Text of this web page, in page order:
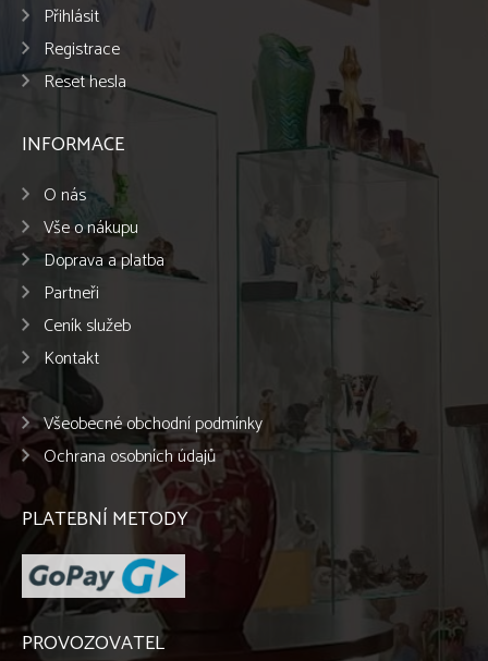
Přihlásit
Registrace
Reset hesla
INFORMACE
O nás
Vše o nákupu
Doprava a platba
Partneři
Ceník služeb
Kontakt
Všeobecné obchodní podmínky
Ochrana osobních údajů
PLATEBNÍ METODY
PROVOZOVATEL